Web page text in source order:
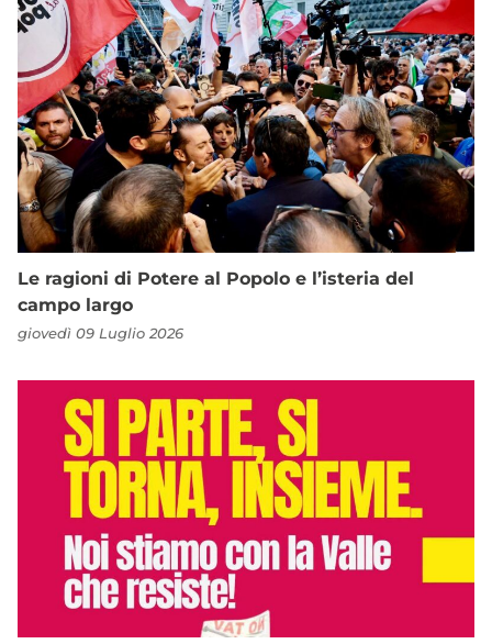
Le ragioni di Potere al Popolo e l’isteria del
campo largo
giovedì 09 Luglio 2026